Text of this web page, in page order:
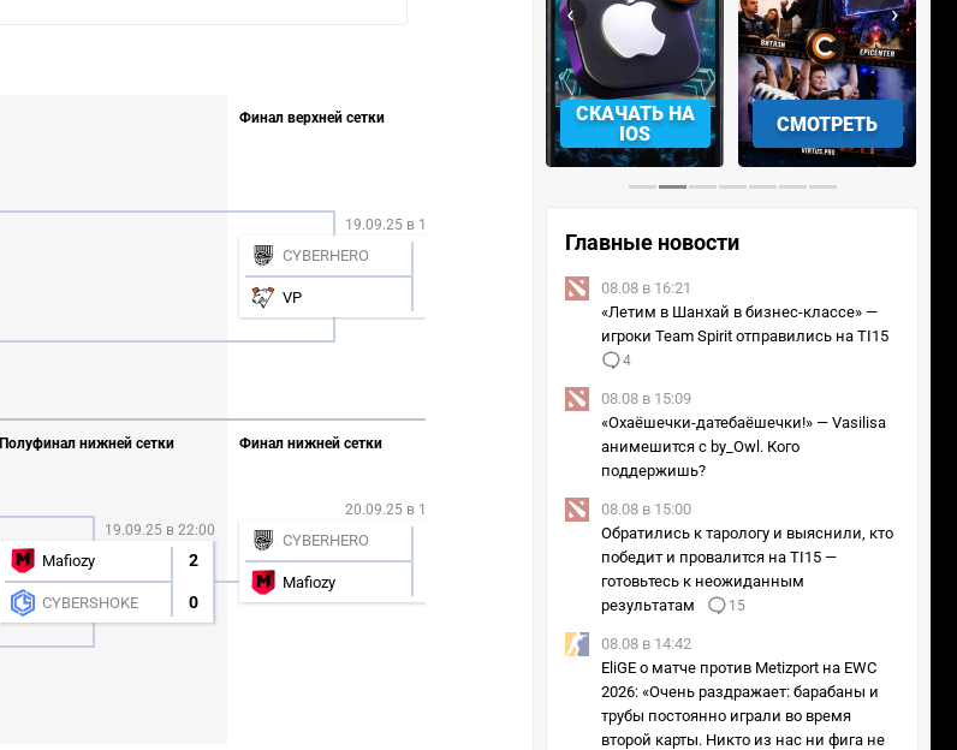
Финал верхней сетки
19.09.25 в 17:00
CYBERHERO
VP
Полуфинал нижней сетки
19.09.25 в 22:00
Mafiozy 2
CYBERSHOKE 0
Финал нижней сетки
20.09.25 в 16:00
CYBERHERO
Mafiozy
Гранд-финал
1
СКАЧАТЬ НА
СКАЧАТЬ НА
СМОТРЕТЬ УЧАСТВОВАТЬ
‹ ›
Главные новости
08.08 в 16:21
«Летим в Шанхай в бизнес-классе» —
игроки Team Spirit отправились на TI15
4
08.08 в 15:09
«Охаёшечки-датебаёшечки!» — Vasilisa
анимешится с by_Owl. Кого
поддержишь?
08.08 в 15:00
Обратились к тарологу и выяснили, кто
победит и провалится на TI15 —
готовьтесь к неожиданным
результатам
15
08.08 в 14:42
EliGE о матче против Metizport на EWC
2026: «Очень раздражает: барабаны и
трубы постоянно играли во время
второй карты. Никто из нас ни фига не